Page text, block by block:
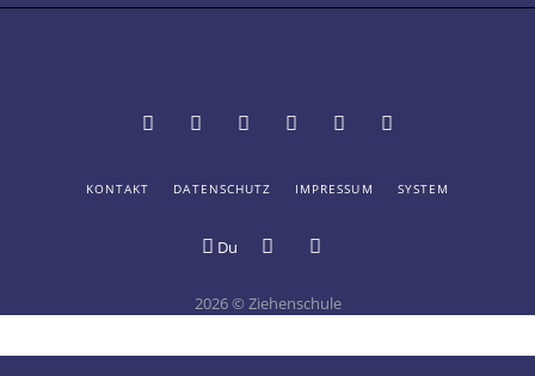
Digitales
Brett
Login Ziehenschule
KONTAKT DATENSCHUTZ IMPRESSUM SYSTEM
Du
2026 © Ziehenschule